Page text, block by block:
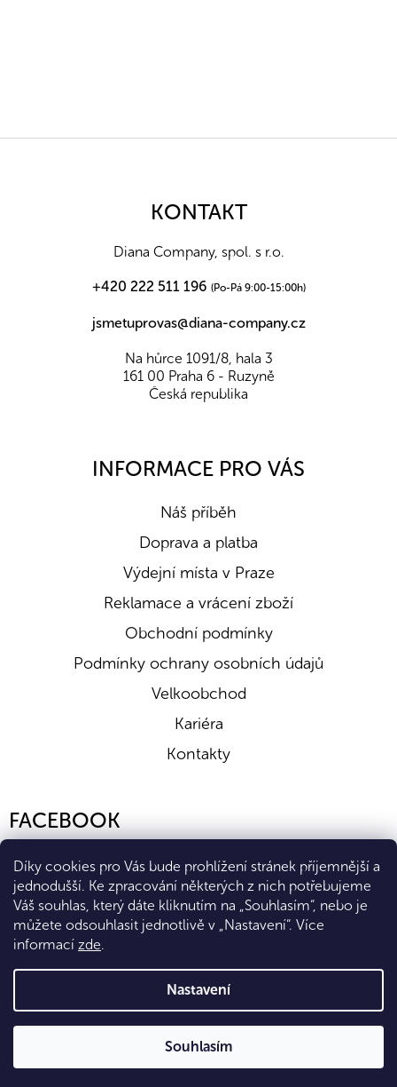
Díky cookies pro Vás bude prohlížení stránek příjemnější a
jednodušší. Ke zpracování některých z nich potřebujeme
Váš souhlas, který dáte kliknutím na „Souhlasím“, nebo je
můžete odsouhlasit jednotlivě v „Nastavení“. Více
informací zde.
Nastavení
Souhlasím
KONTAKT
Diana Company, spol. s r.o.
+420 222 511 196 (Po-Pá 9:00-15:00h)
jsmetuprovas@diana-company.cz
Na hůrce 1091/8, hala 3
161 00 Praha 6 - Ruzyně
Česká republika
INFORMACE PRO VÁS
Náš příběh
Doprava a platba
Výdejní místa v Praze
Reklamace a vrácení zboží
Obchodní podmínky
Podmínky ochrany osobních údajů
Velkoobchod
Kariéra
Kontakty
FACEBOOK
Vytvořil Shoptet Premium
Copyright 2026Eshop Diana Company, spol. s r.o.. Všechna
práva vyhrazena.